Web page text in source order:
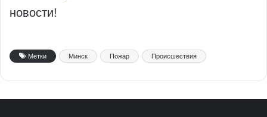
новости!
Метки Минск Пожар Происшествия